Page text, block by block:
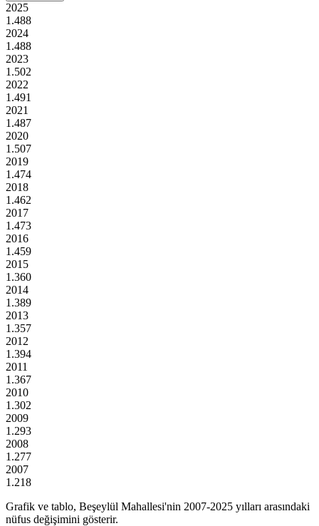
2025
1.488
2024
1.488
2023
1.502
2022
1.491
2021
1.487
2020
1.507
2019
1.474
2018
1.462
2017
1.473
2016
1.459
2015
1.360
2014
1.389
2013
1.357
2012
1.394
2011
1.367
2010
1.302
2009
1.293
2008
1.277
2007
1.218
Grafik ve tablo, Beşeylül Mahallesi'nin 2007-2025 yılları arasındaki
nüfus değişimini gösterir.